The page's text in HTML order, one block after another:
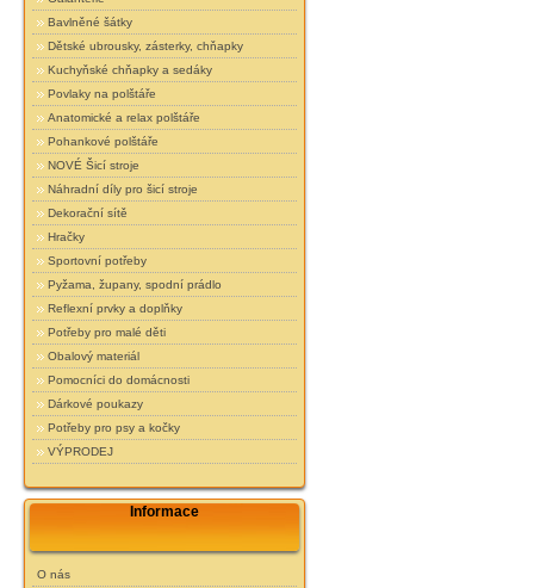
Bavlněné šátky
Dětské ubrousky, zásterky, chňapky
Kuchyňské chňapky a sedáky
Povlaky na polštáře
Anatomické a relax polštáře
Pohankové polštáře
NOVÉ Šicí stroje
Náhradní díly pro šicí stroje
Dekorační sítě
Hračky
Sportovní potřeby
Pyžama, župany, spodní prádlo
Reflexní prvky a doplňky
Potřeby pro malé děti
Obalový materiál
Pomocníci do domácnosti
Dárkové poukazy
Potřeby pro psy a kočky
VÝPRODEJ
Informace
O nás